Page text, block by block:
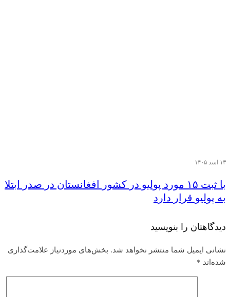
۱۳ اسد ۱۴۰۵
با ثبت ۱۵ مورد پولیو در کشور افغانستان در صدر ابتلا
به پولیو قرار دارد
دیدگاهتان را بنویسید
نشانی ایمیل شما منتشر نخواهد شد. بخش‌های موردنیاز علامت‌گذاری
شده‌اند *